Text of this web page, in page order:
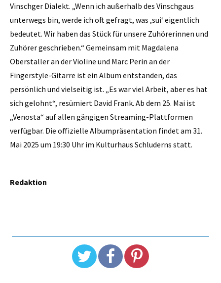
Vinschger Dialekt. „Wenn ich außerhalb des Vinschgaus
unterwegs bin, werde ich oft gefragt, was ‚sui‘ eigentlich
bedeutet. Wir haben das Stück für unsere Zuhörerinnen und
Zuhörer geschrieben.“ Gemeinsam mit Magdalena
Oberstaller an der Violine und Marc Perin an der
Fingerstyle-Gitarre ist ein Album entstanden, das
persönlich und vielseitig ist. „Es war viel Arbeit, aber es hat
sich gelohnt“, resümiert David Frank. Ab dem 25. Mai ist
„Venosta“ auf allen gängigen Streaming-Plattformen
verfügbar. Die offizielle Albumpräsentation findet am 31.
Mai 2025 um 19:30 Uhr im Kulturhaus Schluderns statt.
Redaktion